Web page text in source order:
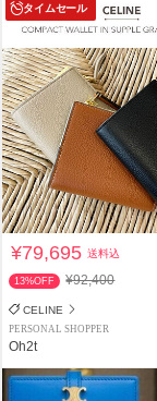
タイムセール
¥79,695送料込
13%OFF ¥92,400
CELINE
PERSONAL SHOPPER
Oh2t